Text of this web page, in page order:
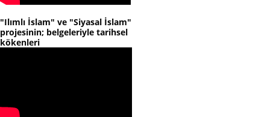
"Ilımlı İslam" ve "Siyasal İslam"
projesinin; belgeleriyle tarihsel
kökenleri